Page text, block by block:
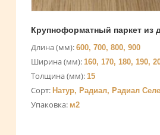
Крупноформатный паркет из
Длина (мм): 600, 700, 800, 900
Ширина (мм): 160, 170, 180, 190,
Толщина (мм): 15
Сорт: Натур, Радиал, Радиал
Упаковка: м2